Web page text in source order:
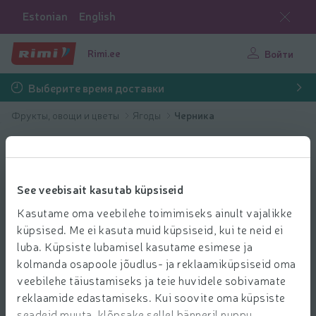
See veebisait kasutab küpsiseid
Kasutame oma veebilehe toimimiseks ainult vajalikke
küpsised. Me ei kasuta muid küpsiseid, kui te neid ei
luba. Küpsiste lubamisel kasutame esimese ja
kolmanda osapoole jõudlus- ja reklaamiküpsiseid oma
veebilehe täiustamiseks ja teie huvidele sobivamate
reklaamide edastamiseks. Kui soovite oma küpsiste
Estonian English
Rimi.ee Войти
Выберите время доставки
Фрукты, овощи и цветы Ягоды Черника